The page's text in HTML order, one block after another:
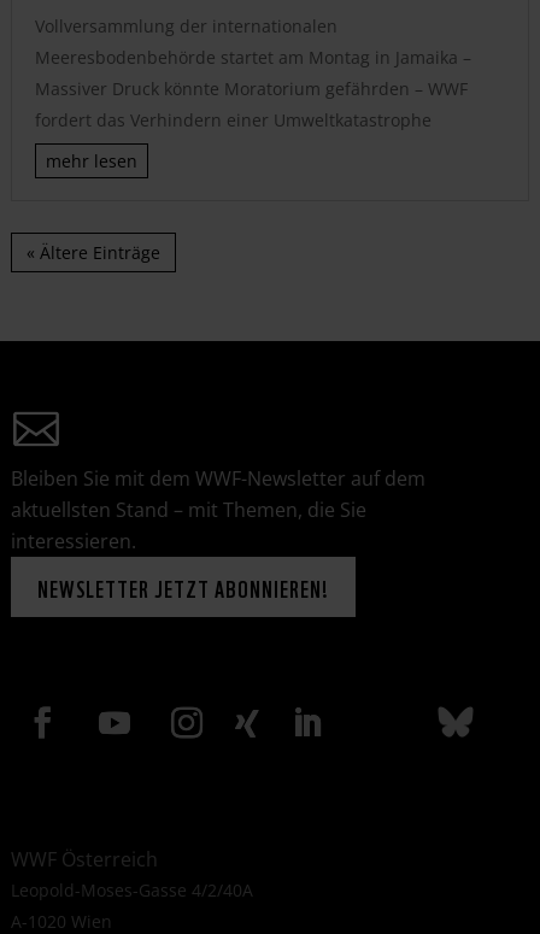
Vollversammlung der internationalen
Meeresbodenbehörde startet am Montag in Jamaika –
Massiver Druck könnte Moratorium gefährden – WWF
fordert das Verhindern einer Umweltkatastrophe
mehr lesen
« Ältere Einträge
Bleiben Sie mit dem WWF-Newsletter auf dem
aktuellsten Stand – mit Themen, die Sie
interessieren.
NEWSLETTER JETZT ABONNIEREN!
WWF Österreich
Leopold-Moses-Gasse 4/2/40A
A-1020 Wien